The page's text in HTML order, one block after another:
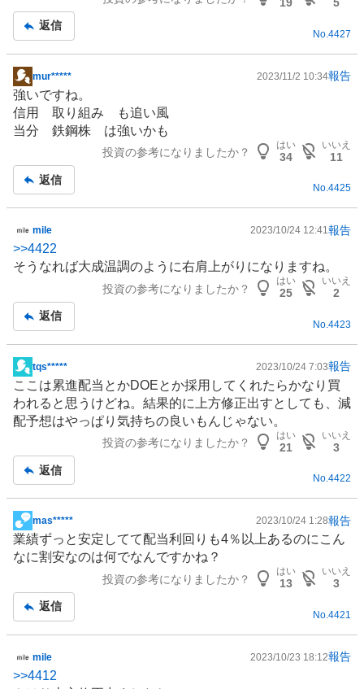
19
5
返信
No. 4427
掲
示
板
記
mur***** 2023/11/2 10:34報告
強いですね。
信用 取り組み も追い風
当分 鉄鋼株 は強いかも
投資の参考になりましたか？
はい
34
いいえ
11
返信
No.4425
示
板
mile 2023/10/24 12:41報告
>>4422
そうなれば大成温調のように右肩上がりになりますね。
投資の参考になりましたか？
はい
25
いいえ
2
返信
No. 4423
掲
示
板
記
tqs***** 2023/10/24 7:03報告
ここは累進配当とかDOEとか採用してくれたらかなり買
われると思うけどね。結果的に上方修正出すとしても、減
配予想はやっぱり気持ちの良いもんじゃない。
投資の参考になりましたか？
はい
21
いいえ
3
返信
No.4422
掲
示
板
mas***** 2023/10/24 1:28報告
業績ずっと安定してて配当利回りも4％以上あるのにこん
なに割安なのは何でなんですかね？
投資の参考になりましたか？
はい
13
いいえ
3
返信
No. 4421
掲
示
mile 2023/10/23 18:12報告
>>4412